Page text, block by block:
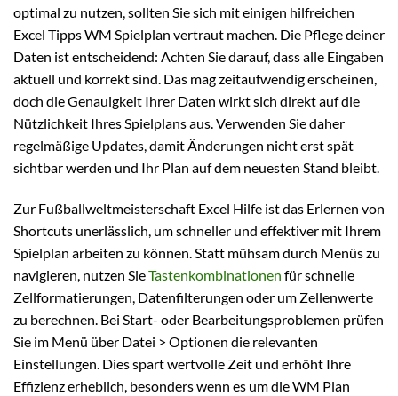
optimal zu nutzen, sollten Sie sich mit einigen hilfreichen
Excel Tipps WM Spielplan vertraut machen. Die Pflege deiner
Daten ist entscheidend: Achten Sie darauf, dass alle Eingaben
aktuell und korrekt sind. Das mag zeitaufwendig erscheinen,
doch die Genauigkeit Ihrer Daten wirkt sich direkt auf die
Nützlichkeit Ihres Spielplans aus. Verwenden Sie daher
regelmäßige Updates, damit Änderungen nicht erst spät
sichtbar werden und Ihr Plan auf dem neuesten Stand bleibt.
Zur Fußballweltmeisterschaft Excel Hilfe ist das Erlernen von
Shortcuts unerlässlich, um schneller und effektiver mit Ihrem
Spielplan arbeiten zu können. Statt mühsam durch Menüs zu
navigieren, nutzen SieTastenkombinationen für schnelle
Zellformatierungen, Datenfilterungen oder um Zellenwerte
zu berechnen. Bei Start- oder Bearbeitungsproblemen prüfen
Sie im Menü über Datei > Optionen die relevanten
Einstellungen. Dies spart wertvolle Zeit und erhöht Ihre
Effizienz erheblich, besonders wenn es um die WM Plan